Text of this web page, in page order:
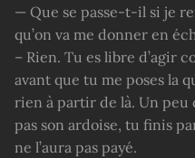
— Que se passe-t-il si je
qu’on va me donner en
– Rien. Tu es libre d’agir
avant que tu me poses la
rien à partir de là. Un peu
pas son ardoise, tu finis
ne l’aura pas payé.